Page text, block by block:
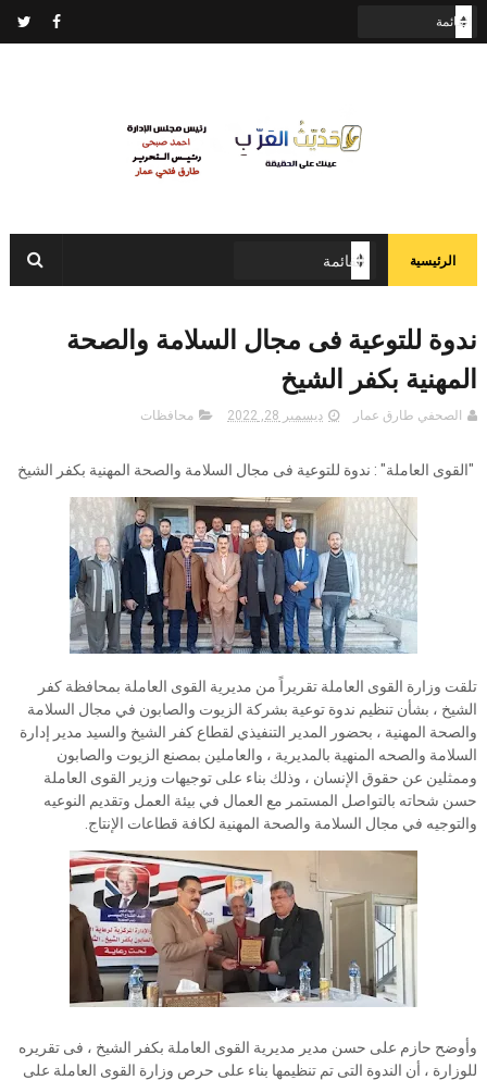
الرئيسية
ندوة للتوعية فى مجال السلامة والصحة
المهنية بكفر الشيخ
الصحفي طارق عمار ديسمبر 28, 2022 محافظات
"القوى العاملة" : ندوة للتوعية فى مجال السلامة والصحة المهنية بكفر الشيخ
تلقت وزارة القوى العاملة تقريراً من مديرية القوى العاملة بمحافظة كفر
الشيخ ، بشأن تنظيم ندوة توعية بشركة الزيوت والصابون في مجال السلامة
والصحة المهنية ، بحضور المدير التنفيذي لقطاع كفر الشيخ والسيد مدير إدارة
السلامة والصحه المنهية بالمديرية ، والعاملين بمصنع الزيوت والصابون
وممثلين عن حقوق الإنسان ، وذلك بناء على توجيهات وزير القوى العاملة
حسن شحاته بالتواصل المستمر مع العمال في بيئة العمل وتقديم النوعيه
والتوجيه في مجال السلامة والصحة المهنية لكافة قطاعات الإنتاج.
وأوضح حازم على حسن مدير مديرية القوى العاملة بكفر الشيخ ، فى تقريره
للوزارة ، أن الندوة التى تم تنظيمها بناء على حرص وزارة القوى العاملة على